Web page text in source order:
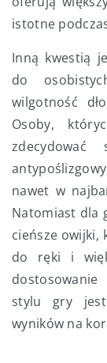
istotne
Inną kwestią
do
wilgotność
Osoby,
nawet w
Natomiast dla
cieńsze owijki,
do ręki i
stylu gry jest
wyników na